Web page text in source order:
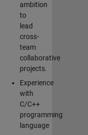
ambition
to
lead
cross-
team
collaborative
projects.
Experience
with
C/C++
programming
language